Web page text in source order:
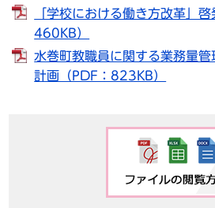
「学校における働き方改革」
460KB）
水巻町教職員に関する業務量
計画（PDF：823KB）